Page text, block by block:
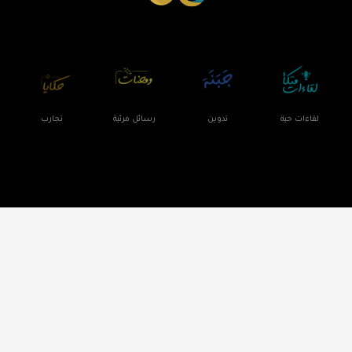
لقاءات حية تدوين رسائل مرئية تجارب